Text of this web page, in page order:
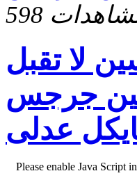
مشاهدات
لا تقبل
جرجس
عدلى
Please enable Java Script